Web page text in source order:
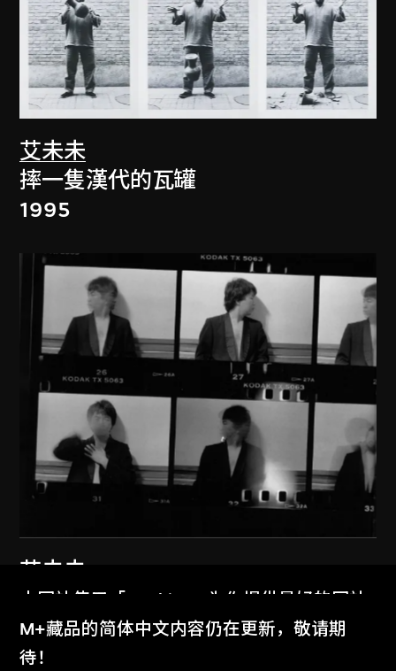
艾未未
摔一隻漢代的瓦罐
1995
艾未未
紐約1983–1993
1983–1993
本网站使用「Cookies」为你提供最好的网站
体验。
了解更多
M+藏品的简体中文内容仍在更新，敬请期
待！